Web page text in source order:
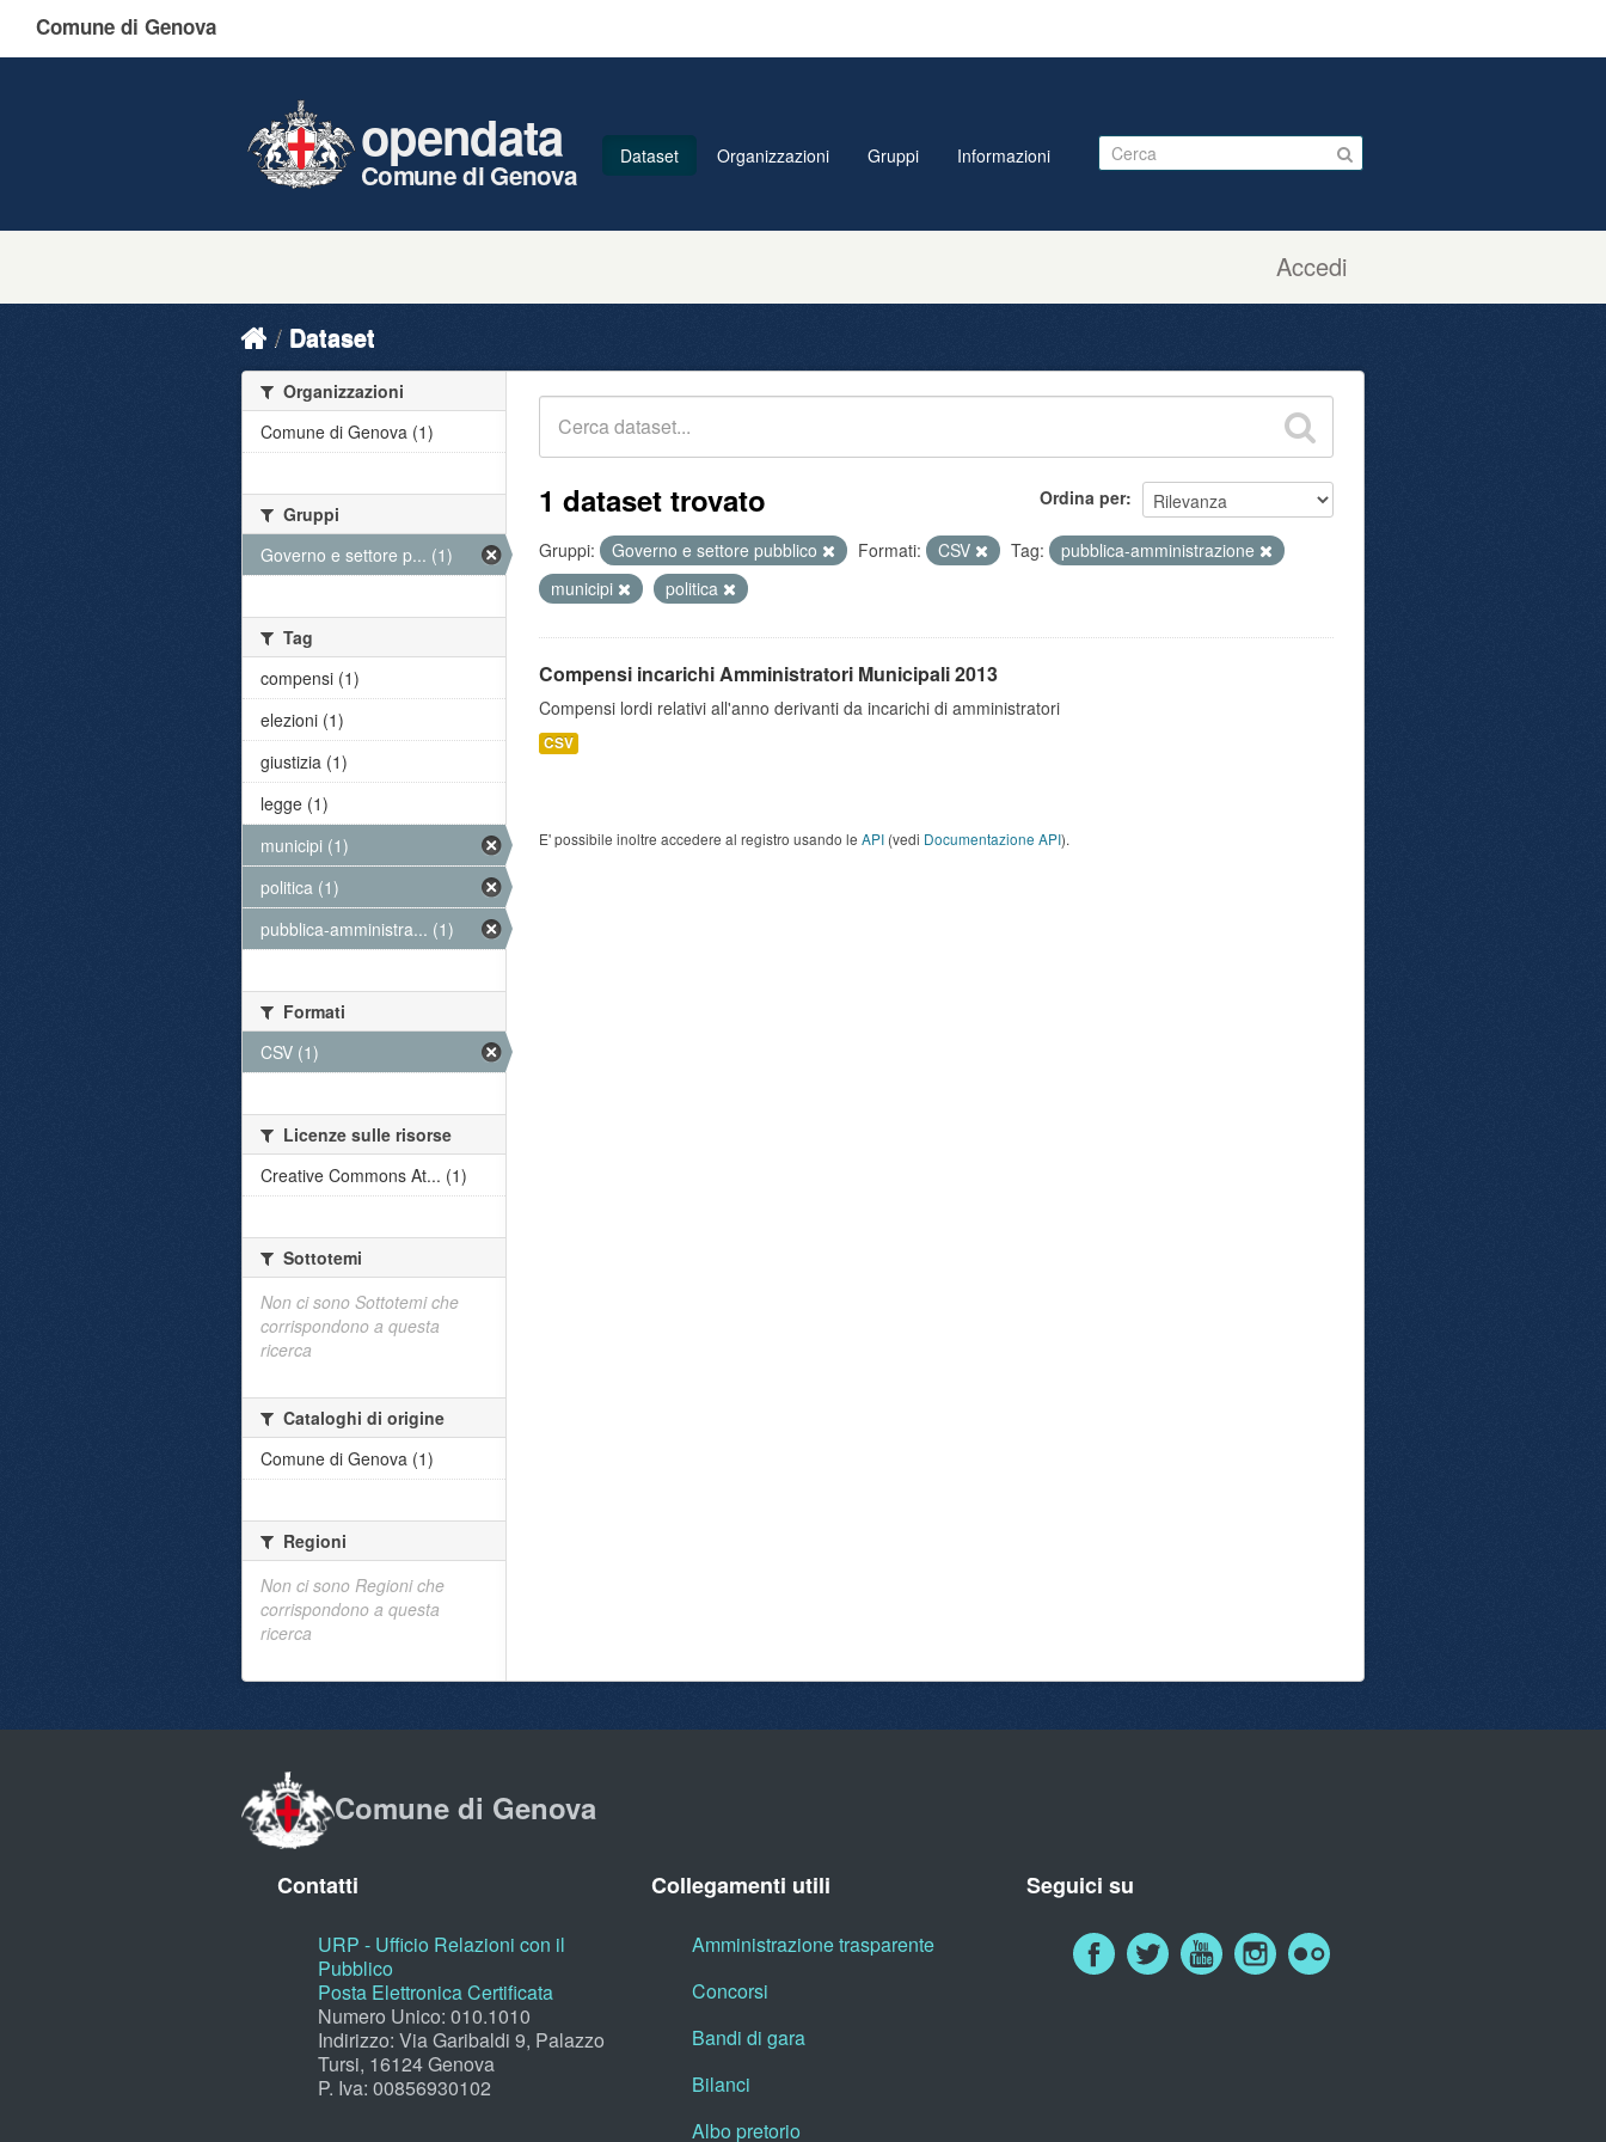
Comune di Genova
Accedi
opendata
Comune di Genova
Dataset Organizzazioni Gruppi Informazioni
Dataset
Ordina per
1 dataset trovato
Gruppi: Governo e settore pubblico Formati: CSV Tag:
pubblica-amministrazione
municipi
politica
Compensi incarichi Amministratori Municipali 2013
Compensi lordi relativi all'anno derivanti da incarichi di amministratori
CSV
E' possibile inoltre accedere al registro usando le API (vedi Documentazione API).
Organizzazioni
Comune di Genova (1)
Gruppi
Governo e settore p... (1)
Tag
compensi (1)
elezioni (1)
giustizia (1)
legge (1)
municipi (1)
politica (1)
pubblica-amministra... (1)
Formati
CSV (1)
Licenze sulle risorse
Creative Commons At... (1)
Sottotemi
Non ci sono Sottotemi che
corrispondono a questa
ricerca
Cataloghi di origine
Comune di Genova (1)
Regioni
Non ci sono Regioni che
corrispondono a questa
ricerca
Comune di Genova
Contatti
URP - Ufficio Relazioni con il
Pubblico
Posta Elettronica Certificata
Numero Unico: 010.1010
Indirizzo: Via Garibaldi 9, Palazzo
Tursi, 16124 Genova
P. Iva: 00856930102
Collegamenti utili
Amministrazione trasparente
Concorsi
Bandi di gara
Bilanci
Albo pretorio
Seguici su